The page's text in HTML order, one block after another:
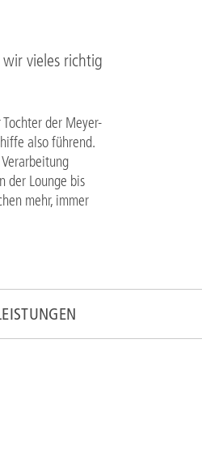
vieles richtig
der Meyer-
also führend.
der Lounge bis
mehr, immer